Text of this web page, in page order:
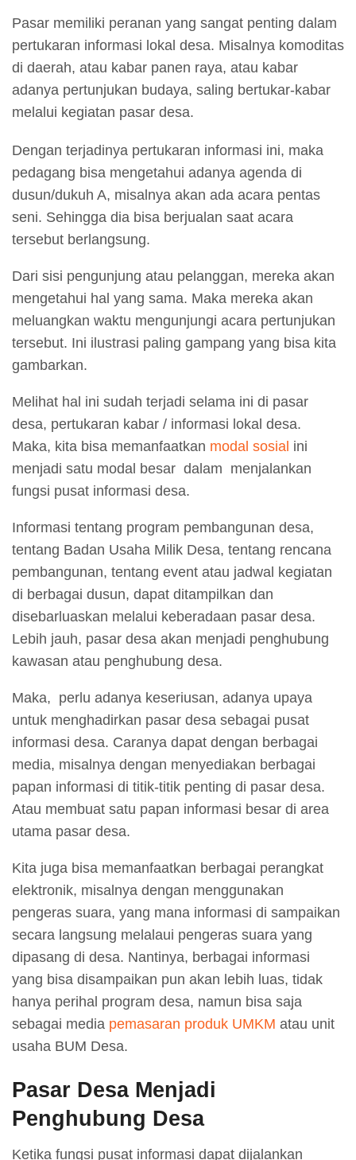
Pasar memiliki peranan yang sangat penting dalam
pertukaran informasi lokal desa. Misalnya komoditas
di daerah, atau kabar panen raya, atau kabar
adanya pertunjukan budaya, saling bertukar-kabar
melalui kegiatan pasar desa.
Dengan terjadinya pertukaran informasi ini, maka
pedagang bisa mengetahui adanya agenda di
dusun/dukuh A, misalnya akan ada acara pentas
seni. Sehingga dia bisa berjualan saat acara
tersebut berlangsung.
Dari sisi pengunjung atau pelanggan, mereka akan
mengetahui hal yang sama. Maka mereka akan
meluangkan waktu mengunjungi acara pertunjukan
tersebut. Ini ilustrasi paling gampang yang bisa kita
gambarkan.
Melihat hal ini sudah terjadi selama ini di pasar
desa, pertukaran kabar / informasi lokal desa.
Maka, kita bisa memanfaatkan modal sosial ini
menjadi satu modal besar dalam menjalankan
fungsi pusat informasi desa.
Informasi tentang program pembangunan desa,
tentang Badan Usaha Milik Desa, tentang rencana
pembangunan, tentang event atau jadwal kegiatan
di berbagai dusun, dapat ditampilkan dan
disebarluaskan melalui keberadaan pasar desa.
Lebih jauh, pasar desa akan menjadi penghubung
kawasan atau penghubung desa.
Maka, perlu adanya keseriusan, adanya upaya
untuk menghadirkan pasar desa sebagai pusat
informasi desa. Caranya dapat dengan berbagai
media, misalnya dengan menyediakan berbagai
papan informasi di titik-titik penting di pasar desa.
Atau membuat satu papan informasi besar di area
utama pasar desa.
Kita juga bisa memanfaatkan berbagai perangkat
elektronik, misalnya dengan menggunakan
pengeras suara, yang mana informasi di sampaikan
secara langsung melalaui pengeras suara yang
dipasang di desa. Nantinya, berbagai informasi
yang bisa disampaikan pun akan lebih luas, tidak
hanya perihal program desa, namun bisa saja
sebagai media pemasaran produk UMKM atau unit
usaha BUM Desa.
Pasar Desa Menjadi
Penghubung Desa
Ketika fungsi pusat informasi dapat dijalankan